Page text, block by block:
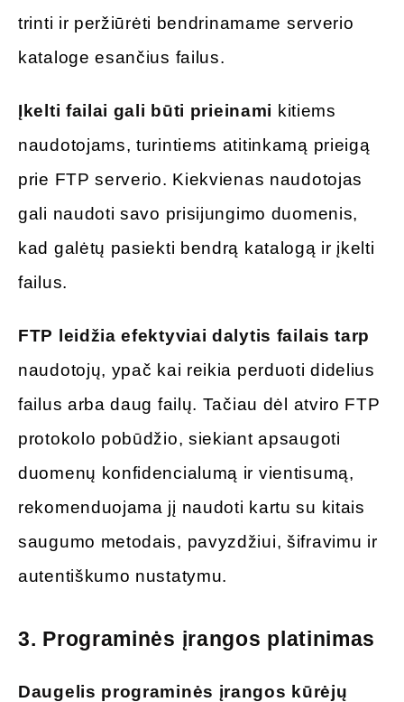
trinti ir peržiūrėti bendrinamame serverio
kataloge esančius failus.
Įkelti failai gali būti prieinami kitiems
naudotojams, turintiems atitinkamą prieigą
prie FTP serverio. Kiekvienas naudotojas
gali naudoti savo prisijungimo duomenis,
kad galėtų pasiekti bendrą katalogą ir įkelti
failus.
FTP leidžia efektyviai dalytis failais tarp
naudotojų, ypač kai reikia perduoti didelius
failus arba daug failų. Tačiau dėl atviro FTP
protokolo pobūdžio, siekiant apsaugoti
duomenų konfidencialumą ir vientisumą,
rekomenduojama jį naudoti kartu su kitais
saugumo metodais, pavyzdžiui, šifravimu ir
autentiškumo nustatymu.
3. Programinės įrangos platinimas
Daugelis programinės įrangos kūrėjų